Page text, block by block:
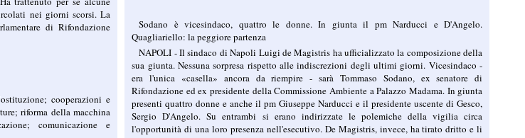
nei giorni scorsi. La
di Rifondazione
cooperazioni e
riforma della macchina
comunicazione e
Sodano è vicesindaco, quattro le donne. In giunta il pm Narducci e D'Angelo.
Quagliariello: la peggiore partenza
NAPOLI - Il sindaco di Napoli Luigi de Magistris ha ufficializzato la composizione della
sua giunta. Nessuna sorpresa rispetto alle indiscrezioni degli ultimi giorni. Vicesindaco -
era l'unica «casella» ancora da riempire - sarà Tommaso Sodano, ex senatore di
Rifondazione ed ex presidente della Commissione Ambiente a Palazzo Madama. In giunta
presenti quattro donne e anche il pm Giuseppe Narducci e il presidente uscente di Gesco,
Sergio D'Angelo. Su entrambi si erano indirizzate le polemiche della vigilia circa
l'opportunità di una loro presenza nell'esecutivo. De Magistris, invece, ha tirato dritto e li